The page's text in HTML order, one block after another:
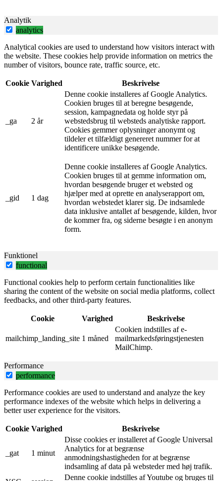
Analytik
analytics
Analytical cookies are used to understand how visitors interact with
the website. These cookies help provide information on metrics the
number of visitors, bounce rate, traffic source, etc.
Cookie Varighed Beskrivelse
_ga 2 år
Denne cookie installeres af Google Analytics.
Cookien bruges til at beregne besøgende,
session, kampagnedata og holde styr på
webstedsbrug til websteds analytiske rapport.
Cookies gemmer oplysninger anonymt og
tildeler et tilfældigt genereret nummer for at
identificere unikke besøgende.
_gid 1 dag
Denne cookie installeres af Google Analytics.
Cookien bruges til at gemme information om,
hvordan besøgende bruger et websted og
hjælper med at oprette en analyserapport om,
hvordan webstedet klarer sig. De indsamlede
data inklusive antallet af besøgende, kilden, hvor
de kommer fra, og siderne besøgte i en anonym
form.
Funktionel
functional
Functional cookies help to perform certain functionalities like
sharing the content of the website on social media platforms, collect
feedbacks, and other third-party features.
Cookie Varighed Beskrivelse
mailchimp_landing_site 1 måned
Cookien indstilles af e-
mailmarkedsføringstjenesten
MailChimp.
Performance
performance
Performance cookies are used to understand and analyze the key
performance indexes of the website which helps in delivering a
better user experience for the visitors.
Cookie Varighed Beskrivelse
_gat 1 minut
Disse cookies er installeret af Google Universal
Analytics for at begrænse
anmodningshastigheden for at begrænse
indsamling af data på websteder med høj trafik.
Denne cookie indstilles af Youtube og bruges til